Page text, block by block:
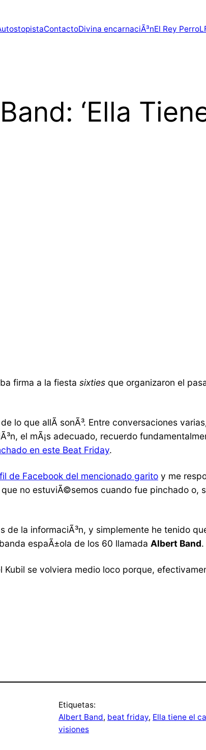
ContactoDivina encarnaciÃ³nEl Rey Perro
‘Ella
firma a la fiesta sixties que organizaron el
lo que allÃ­ sonÃ³. Entre conversaciones
el mÃ¡s adecuado, recuerdo
en este Beat Friday.
de Facebook del mencionado garito y me
que no estuviÃ©semos cuando fue pinchado o,
de la informaciÃ³n, y simplemente he tenido
espaÃ±ola de los 60 llamada Albert Band.
se volviera medio loco porque,
Etiquetas:
Albert Band, beat friday, Ella tiene el
visiones